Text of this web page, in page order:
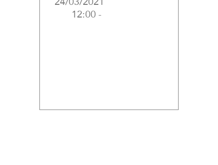
- 12:00